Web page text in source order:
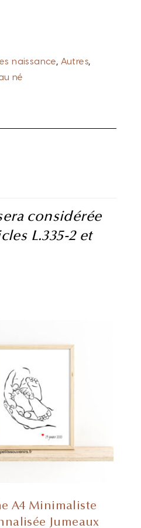
naissance, Autres,
né
considérée
L.335-2 et
A4 Minimaliste
Jumeaux